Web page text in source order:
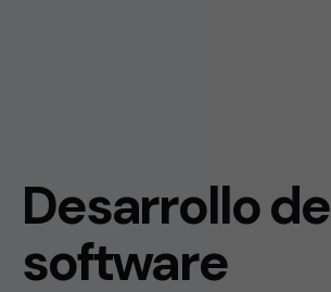
Desarrollo de
software